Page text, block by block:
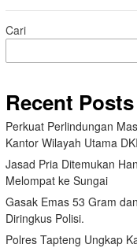
Cari
Recent Posts
Perkuat Perlindungan
Kantor Wilayah Utama
Jasad Pria Ditemukan
Melompat ke Sungai
Gasak Emas 53 Gram
Diringkus Polisi.
Polres Tapteng Ungkap